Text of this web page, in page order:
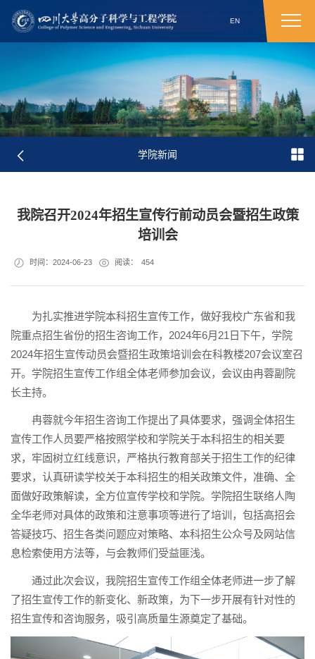
EN
学院新闻
我院召开2024年招生宣传行前动员会暨招生政策
培训会
时间：2024-06-23 阅读： 454
为扎实推进学院本科招生宣传工作，做好我校广东省和我
院重点招生省份的招生咨询工作，2024年6月21日下午，学院
2024年招生宣传动员会暨招生政策培训会在科教楼207会议室召
开。学院招生宣传工作组全体老师参加会议，会议由冉蓉副院
长主持。
冉蓉就今年招生咨询工作提出了具体要求，强调全体招生
宣传工作人员要严格按照学校和学院关于本科招生的相关要
求，牢固树立红线意识，严格执行教育部关于招生工作的纪律
要求，认真研读学校关于本科招生的相关政策文件，准确、全
面做好政策解读，全方位宣传学校和学院。学院招生联络人陶
全华老师对具体的政策和注意事项等进行了培训，包括高招会
答疑技巧、招生各类问题应对策略、本科招生公众号及网站信
息检索使用方法等，与会教师们受益匪浅。
通过此次会议，我院招生宣传工作组全体老师进一步了解
了招生宣传工作的新变化、新政策，为下一步开展有针对性的
招生宣传和咨询服务，吸引高质量生源奠定了基础。